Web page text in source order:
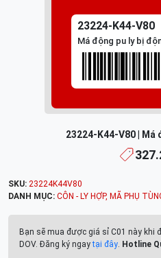
Tài
23224-K44-V80
Má động pu ly bị
23224-K44-V80 |
SKU: 23224K44V80
DANH MỤC: CÔN - LY HỢP, MÃ PHỤ
Bạn sẽ mua được giá sỉ C01 này khi
DOV. Đăng ký ngaytại đây. Hotline